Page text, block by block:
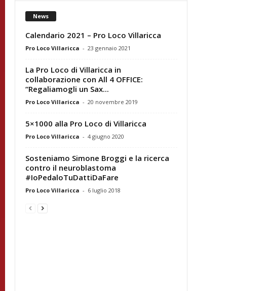
News
Calendario 2021 – Pro Loco Villaricca
Pro Loco Villaricca - 23 gennaio 2021
La Pro Loco di Villaricca in
collaborazione con All 4 OFFICE:
“Regaliamogli un Sax...
Pro Loco Villaricca - 20 novembre 2019
5×1000 alla Pro Loco di Villaricca
Pro Loco Villaricca - 4 giugno 2020
Sosteniamo Simone Broggi e la ricerca
contro il neuroblastoma
#IoPedaloTuDattiDaFare
Pro Loco Villaricca - 6 luglio 2018